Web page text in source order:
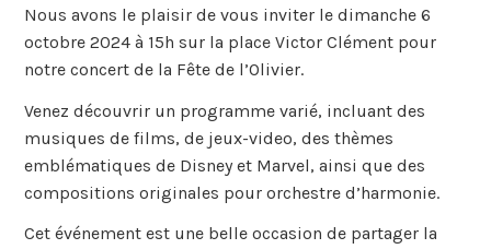
Nous avons le plaisir de vous inviter le dimanche 6
octobre 2024 à 15h sur la place Victor Clément pour
notre concert de la Fête de l’Olivier.
Venez découvrir un programme varié, incluant des
musiques de films, de jeux-video, des thèmes
emblématiques de Disney et Marvel, ainsi que des
compositions originales pour orchestre d’harmonie.
Cetévénement est une belle occasion de partager la